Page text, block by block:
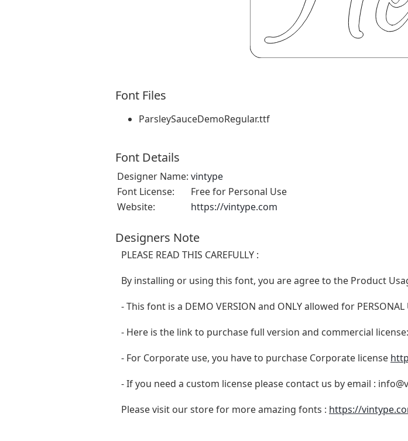
Font Files
ParsleySauceDemoRegular.ttf
Font Details
Designer Name: vintype
Font License:
Free for Personal Use
Website:
https://vintype.com
Designers Note
PLEASE READ THIS CAREFULLY :
By installing or using this font, you are agree to the Product
- This font is a DEMO VERSION and ONLY allowed for PERSONAL
- Here is the link to purchase full version and commercial license:
- For Corporate use, you have to purchase Corporate license
- If you need a custom license please contact us by email :
Please visit our store for more amazing fonts : https://